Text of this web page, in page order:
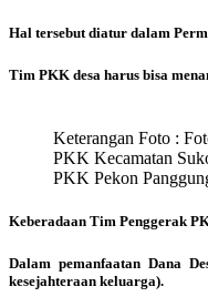
Hal tersebut diatur dalam
Tim PKK desa harus bisa
Keterangan Foto :
PKK Kecamatan
PKK Pekon
Keberadaan Tim Penggerak
Dalam pemanfaatan Dana
kesejahteraan keluarga).